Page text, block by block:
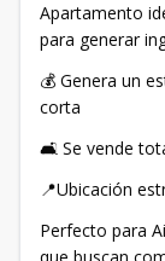
Apartamento
para generar
💰 Genera un
corta
🛋 Se vende
📍Ubicación
Perfecto para